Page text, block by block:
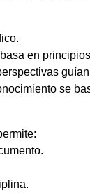
en
se